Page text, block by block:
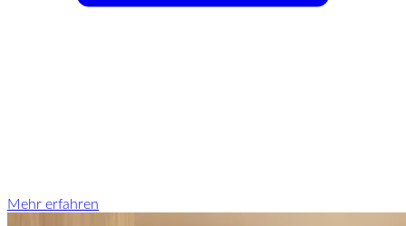
Mehr erfahren